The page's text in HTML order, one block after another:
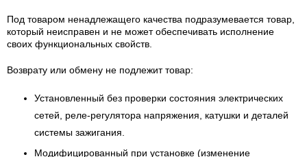
Под товаром ненадлежащего качества подразумевается товар,
который неисправен и не может обеспечивать исполнение
своих функциональных свойств.
Возврату или обмену не подлежит товар:
Установленный без проверки состояния электрических
сетей, реле-регулятора напряжения, катушки и деталей
системы зажигания.
Модифицированный при установке (изменение